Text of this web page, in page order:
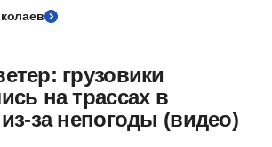
грузовики
на трассах в
за непогоды (видео)